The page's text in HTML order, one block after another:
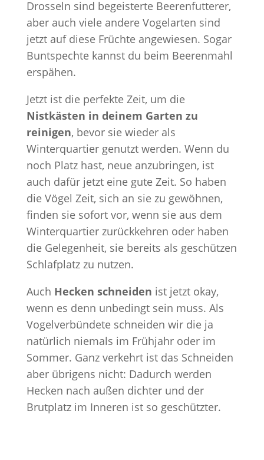
Drosseln sind begeisterte Beerenfutterer,
aber auch viele andere Vogelarten sind
jetzt auf diese Früchte angewiesen. Sogar
Buntspechte kannst du beim Beerenmahl
erspähen.
Jetzt ist die perfekte Zeit, um die
Nistkästen in deinem Garten zu
reinigen, bevor sie wieder als
Winterquartier genutzt werden. Wenn du
noch Platz hast, neue anzubringen, ist
auch dafür jetzt eine gute Zeit. So haben
die Vögel Zeit, sich an sie zu gewöhnen,
finden sie sofort vor, wenn sie aus dem
Winterquartier zurückkehren oder haben
die Gelegenheit, sie bereits als geschützen
Schlafplatz zu nutzen.
Auch Hecken schneiden ist jetzt okay,
wenn es denn unbedingt sein muss. Als
Vogelverbündete schneiden wir die ja
natürlich niemals im Frühjahr oder im
Sommer. Ganz verkehrt ist das Schneiden
aber übrigens nicht: Dadurch werden
Hecken nach außen dichter und der
Brutplatz im Inneren ist so geschützter.